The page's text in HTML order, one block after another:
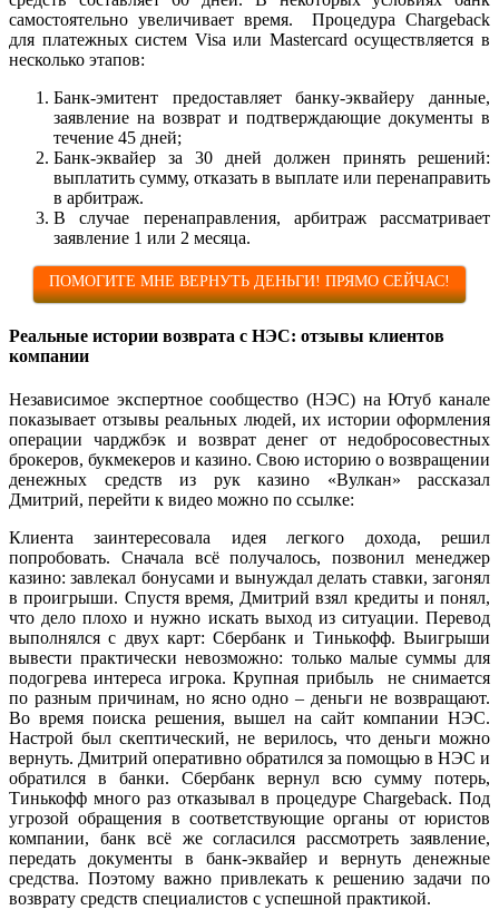
самостоятельно увеличивает время. Процедура Chargeback
для платежных систем Visa или Mastercard осуществляется в
несколько этапов:
Банк-эмитент предоставляет банку-эквайеру данные,
заявление на возврат и подтверждающие документы в
течение 45 дней;
Банк-эквайер за 30 дней должен принять решений:
выплатить сумму, отказать в выплате или перенаправить
в арбитраж.
В случае перенаправления, арбитраж рассматривает
заявление 1 или 2 месяца.
ПОМОГИТЕ МНЕ ВЕРНУТЬ ДЕНЬГИ! ПРЯМО СЕЙЧАС!
Реальные истории возврата с НЭС: отзывы клиентов
компании
Независимое экспертное сообщество (НЭС) на Ютуб канале
показывает отзывы реальных людей, их истории оформления
операции чарджбэк и возврат денег от недобросовестных
брокеров, букмекеров и казино. Свою историю о возвращении
денежных средств из рук казино «Вулкан» рассказал
Дмитрий, перейти к видео можно по ссылке:
Клиента заинтересовала идея легкого дохода, решил
попробовать. Сначала всё получалось, позвонил менеджер
казино: завлекал бонусами и вынуждал делать ставки, загонял
в проигрыши. Спустя время, Дмитрий взял кредиты и понял,
что дело плохо и нужно искать выход из ситуации. Перевод
выполнялся с двух карт: Сбербанк и Тинькофф. Выигрыши
вывести практически невозможно: только малые суммы для
подогрева интереса игрока. Крупная прибыль не снимается
по разным причинам, но ясно одно – деньги не возвращают.
Во время поиска решения, вышел на сайт компании НЭС.
Настрой был скептический, не верилось, что деньги можно
вернуть. Дмитрий оперативно обратился за помощью в НЭС и
обратился в банки. Сбербанк вернул всю сумму потерь,
Тинькофф много раз отказывал в процедуре Chargeback. Под
угрозой обращения в соответствующие органы от юристов
компании, банк всё же согласился рассмотреть заявление,
передать документы в банк-эквайер и вернуть денежные
средства. Поэтому важно привлекать к решению задачи по
возврату средств специалистов с успешной практикой.